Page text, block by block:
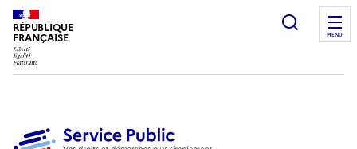
RÉPUBLIQUE
FRANÇAISE
Ouvrir
MENU